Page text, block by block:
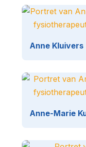
Anne
Anne-Marie